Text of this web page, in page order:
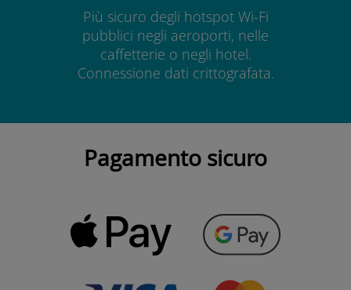
Più sicuro degli hotspot Wi-Fi
pubblici negli aeroporti, nelle
caffetterie o negli hotel.
Connessione dati crittografata.
Pagamento sicuro